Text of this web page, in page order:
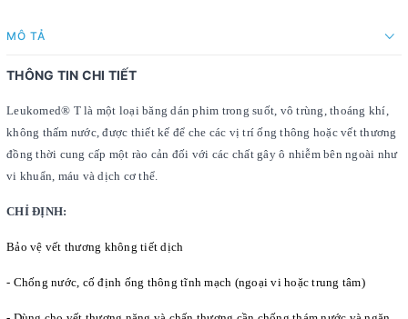
MÔ TẢ
THÔNG TIN CHI TIẾT
Leukomed® T là một loại băng dán phim trong suốt, vô trùng, thoáng khí,
không thấm nước, được thiết kế để che các vị trí ống thông hoặc vết thương
đồng thời cung cấp một rào cản đối với các chất gây ô nhiễm bên ngoài như
vi khuẩn, máu và dịch cơ thể.
CHỈ ĐỊNH:
Bảo vệ vết thương không tiết dịch
- Chống nước, cố định ống thông tĩnh mạch (ngoại vi hoặc trung tâm)